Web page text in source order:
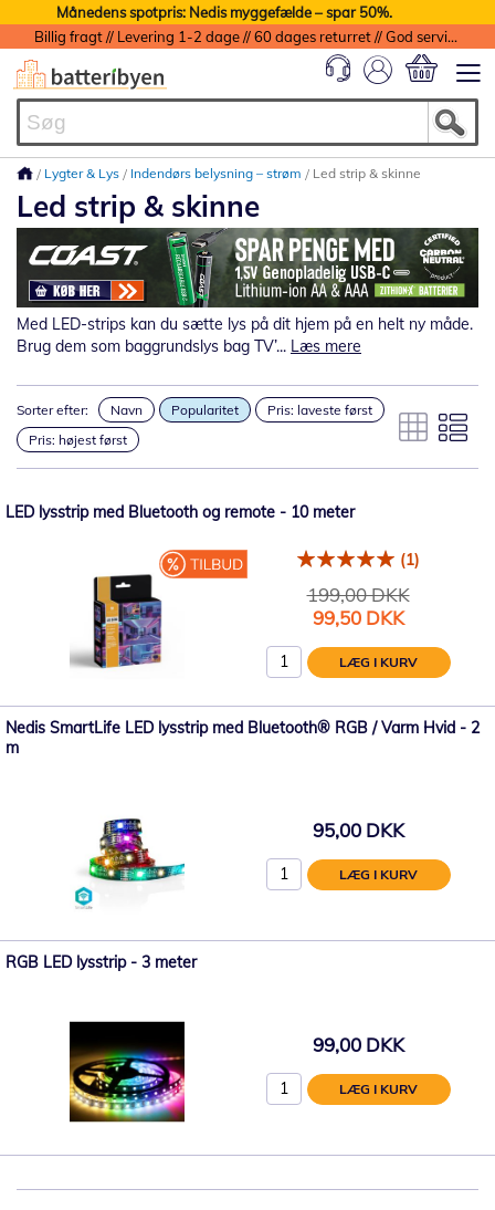
Månedens spotpris: Nedis myggefælde – spar 50%.
Billig fragt // Levering 1-2 dage // 60 dages returret // God service med garanti
Lygter & Lys Indendørs belysning – strøm Led strip & skinne
Led strip & skinne
Med LED-strips kan du sætte lys på dit hjem på en helt ny måde.
Brug dem som baggrundslys bag TV’... Læs mere
Sorter efter: Navn Popularitet
Pris: laveste først
Pris: højest først
LED lysstrip med Bluetooth og remote - 10 meter
(1)
199,00 DKK
Tilbudspris
99,50 DKK
LÆG I KURV
Nedis SmartLife LED lysstrip med Bluetooth® RGB / Varm Hvid - 2
m
95,00 DKK
LÆG I KURV
RGB LED lysstrip - 3 meter
99,00 DKK
LÆG I KURV